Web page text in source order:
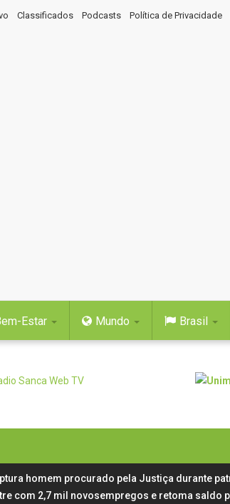
Classificados Podcasts Política de Privacidade
Estar Mundo Brasil
homem procurado pela Justiça durante
com 2,7 mil novosempregos e retoma saldo